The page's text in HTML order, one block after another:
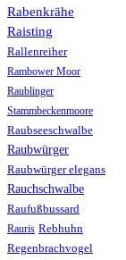
Rabenkrähe
Raisting
Rallenreiher
Rambower Moor
Raublinger
Stammbeckenmoore
Raubseeschwalbe
Raubwürger
Raubwürger elegans
Rauchschwalbe
Raufußbussard
Rauris Rebhuhn
Regenbrachvogel